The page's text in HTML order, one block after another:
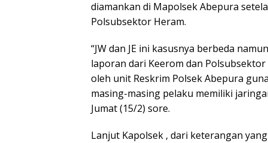
diamankan di Mapolsek Abepura
Polsubsektor Heram.
“JW dan JE ini kasusnya berbeda
laporan dari Keerom dan
oleh unit Reskrim Polsek Abepura
masing-masing pelaku memiliki
Jumat (15/2) sore.
Lanjut Kapolsek , dari keterangan